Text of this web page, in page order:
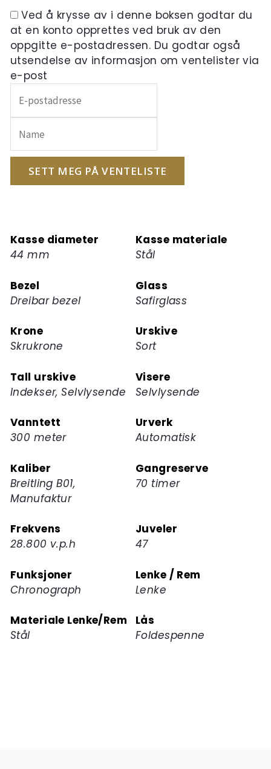
Ved å krysse av i denne boksen godtar du
at en konto opprettes ved bruk av den
oppgitte e-postadressen. Du godtar også
utsendelse av informasjon om ventelister via
e-post
inn
e-
postadressen
din
ventelisten
for
produktet
SETT MEG PÅ VENTELISTE
Kasse diameter
44 mm
Kasse materiale
Stål
Bezel
Dreibar bezel
Glass
Safirglass
Krone
Skrukrone
Urskive
Sort
Tall urskive
Indekser, Selvlysende
Visere
Selvlysende
Vanntett
300 meter
Urverk
Automatisk
Kaliber
Breitling B01,
Manufaktur
Gangreserve
70 timer
Frekvens
28.800 v.p.h
Juveler
47
Funksjoner
Chronograph
Lenke / Rem
Lenke
Materiale Lenke/Rem
Stål
Lås
Foldespenne